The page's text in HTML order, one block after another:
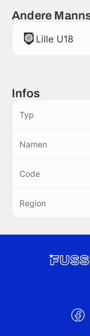
Andere
Lille U18
Infos
Typ
Namen
Code
Region